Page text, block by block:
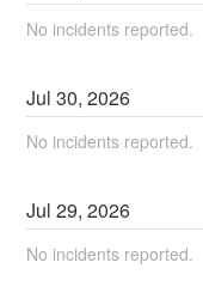
No incidents reported.
Jul30,2026
No incidents reported.
Jul29,2026
No incidents reported.